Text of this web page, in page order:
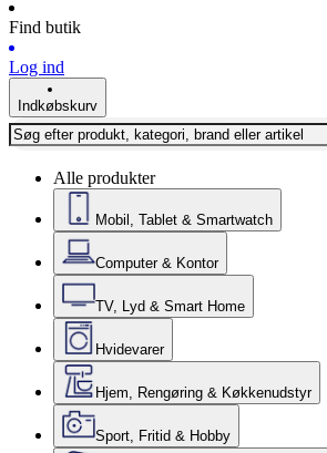
Find butik
Log ind
Indkøbskurv
Alle produkter
Mobil, Tablet & Smartwatch
Computer & Kontor
TV, Lyd & Smart Home
Hvidevarer
Hjem, Rengøring & Køkkenudstyr
Sport, Fritid & Hobby